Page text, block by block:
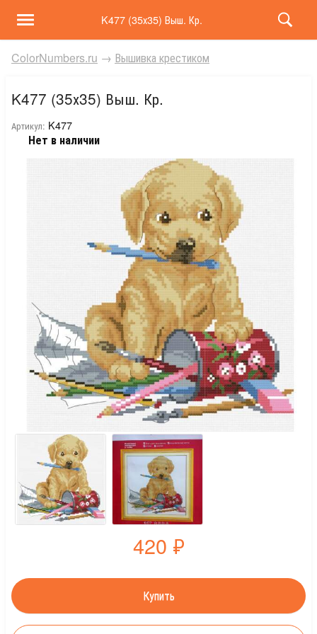
K477 (35х35) Выш. Кр.
ColorNumbers.ru → Вышивка крестиком
K477 (35х35) Выш. Кр.
Артикул: K477
Нет в наличии
420 ₽